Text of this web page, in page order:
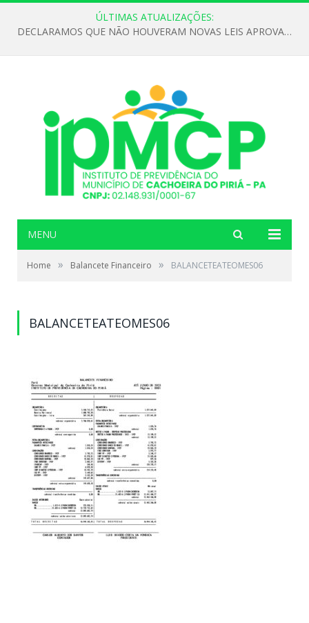
ÚLTIMAS ATUALIZAÇÕES:
DECLARAMOS QUE NÃO HOUVERAM NOVAS LEIS APROVADAS ATÉ O MOMENTO PARA O INSTITUTO DE PREVIDÊNCIA NO ANO DE 2026
MENU
Home » Balancete Financeiro » BALANCETEATEOMES06
BALANCETEATEOMES06